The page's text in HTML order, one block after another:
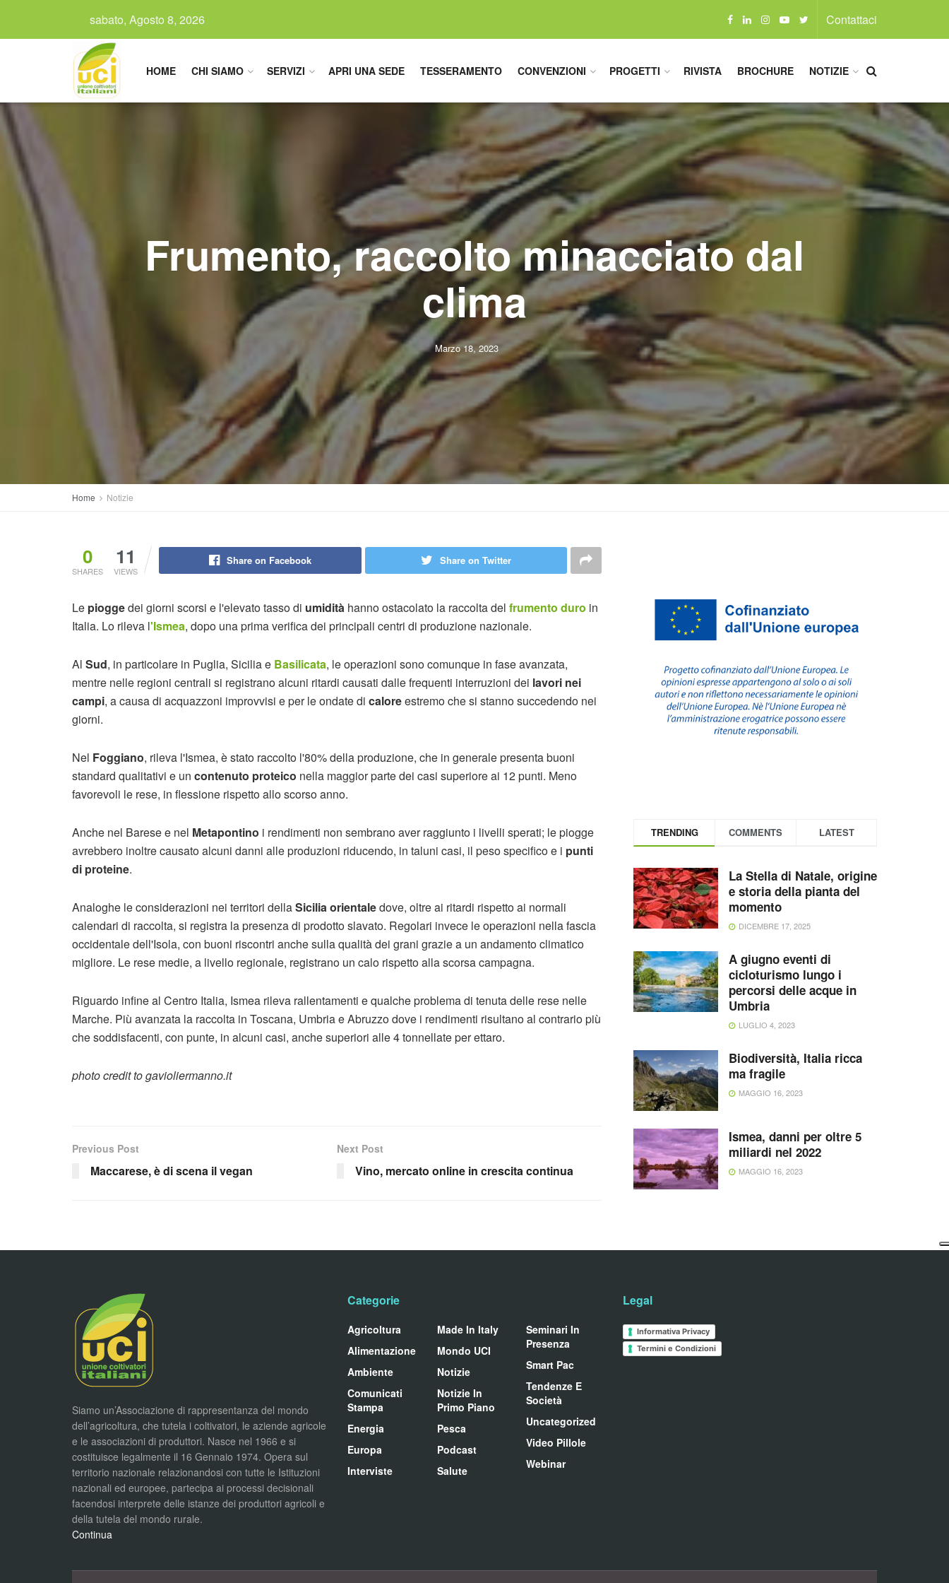
sabato, Agosto 8, 2026 Contattaci
HOME CHI SIAMO SERVIZI APRI UNA SEDE TESSERAMENTO CONVENZIONI PROGETTI RIVISTA BROCHURE NOTIZIE
Frumento, raccolto minacciato dal
clima
Marzo 18, 2023
Home Notizie
0
SHARES
11
VIEWS
Share on Facebook Share on Twitter
Le pioggedei giorni scorsi e l'elevato tasso di umidità hanno ostacolato la raccolta del frumento duro in
Italia. Lo rileva l'Ismea, dopo una prima verifica dei principali centri di produzione nazionale.
Al Sud, in particolare in Puglia, Sicilia e Basilicata, le operazioni sono comunque in fase avanzata,
mentre nelle regioni centrali si registrano alcuni ritardi causati dalle frequenti interruzioni dei lavori nei
campi, a causa di acquazzoni improvvisi e per le ondate di caloreestremo che si stanno succedendo nei
giorni.
Nel Foggiano, rileva l'Ismea, è stato raccolto l'80% della produzione, che in generale presenta buoni
standard qualitativi e un contenuto proteico nella maggior parte dei casi superiore ai 12 punti. Meno
favorevoli le rese, in flessione rispetto allo scorso anno.
Anche nel Barese e nel Metapontino i rendimenti non sembrano aver raggiunto i livelli sperati; le piogge
avrebbero inoltre causato alcuni danni alle produzioni riducendo, in taluni casi, il peso specifico e i punti
di proteine.
Analoghe le considerazioni nei territori dellaSicilia orientaledove, oltre ai ritardi rispetto ai normali
calendari di raccolta, si registra la presenza di prodotto slavato. Regolari invece le operazioni nella fascia
occidentale dell'Isola, con buoni riscontri anche sulla qualità dei grani grazie a un andamento climatico
migliore. Le rese medie, a livello regionale, registrano un calo rispetto alla scorsa campagna.
Riguardo infine al Centro Italia, Ismea rileva rallentamenti e qualche problema di tenuta delle rese nelle
Marche. Più avanzata la raccolta in Toscana, Umbria e Abruzzo dove i rendimenti risultano al contrario più
che soddisfacenti, con punte, in alcuni casi, anche superiori alle 4 tonnellate per ettaro.
photo credit to gavioliermanno.it
Previous Post
Maccarese, è di scena il vegan
Next Post
Vino, mercato online in crescita continua
TRENDING COMMENTS LATEST
La Stella di Natale, origine
e storia della pianta del
momento
DICEMBRE 17, 2025
A giugno eventi di
cicloturismo lungo i
percorsi delle acque in
Umbria
LUGLIO 4, 2023
Biodiversità, Italia ricca
ma fragile
MAGGIO 16, 2023
Ismea, danni per oltre 5
miliardi nel 2022
MAGGIO 16, 2023
Siamo un’Associazione di rappresentanza del mondo
dell’agricoltura, che tutela i coltivatori, le aziende agricole
e le associazioni di produttori. Nasce nel 1966 e si
costituisce legalmente il 16 Gennaio 1974. Opera sul
territorio nazionale relazionandosi con tutte le Istituzioni
nazionali ed europee, partecipa ai processi decisionali
facendosi interprete delle istanze dei produttori agricoli e
della tutela del mondo rurale.
Continua
Categorie
Agricoltura
Alimentazione
Ambiente
Comunicati
Stampa
Energia
Europa
Interviste
Made In Italy
Mondo UCI
Notizie
Notizie In
Primo Piano
Pesca
Podcast
Salute
Seminari In
Presenza
Smart Pac
Tendenze E
Società
Uncategorized
Video Pillole
Webinar
Legal
Informativa Privacy
Termini e Condizioni